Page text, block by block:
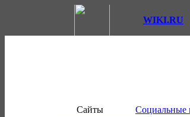
WIKI.RU
Сайты Социальные